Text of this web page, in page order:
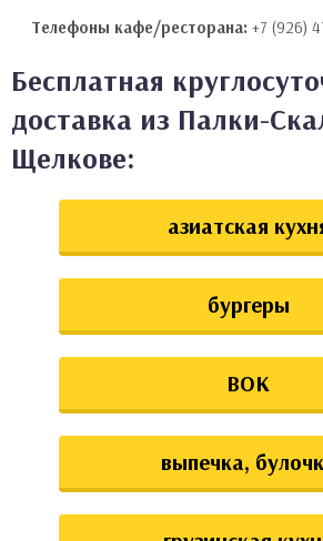
Телефоны кафе/ресторана: +7 (926)
Бесплатная
доставка из Палки-
Щелкове:
азиатская
бургеры
ВОК
выпечка,